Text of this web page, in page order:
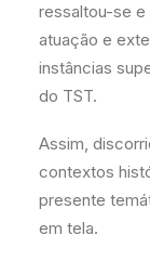
ressaltou-se e
atuação e
instâncias
do TST.
Assim,
contextos
presente
em tela.